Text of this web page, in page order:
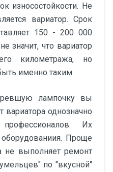
износостойкости. Не
вариатор. Срок
150 - 200 000
значит, что вариатор
километража, но
именно таким.
лампочку вы
однозначно
Их
Проще
не выполняет ремонт
по "вкусной"